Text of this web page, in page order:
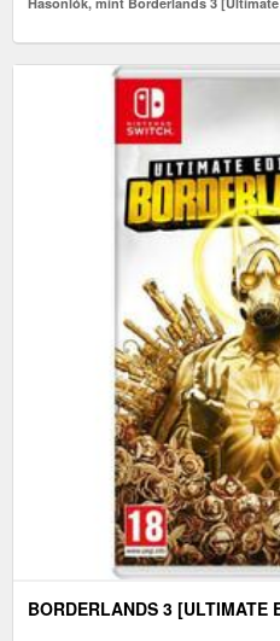
BORDERLANDS 3 [ULTIMATE